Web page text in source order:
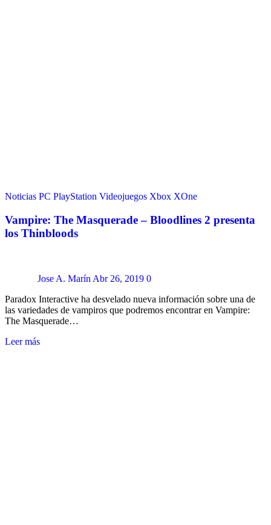
Noticias PC PlayStation Videojuegos Xbox XOne
Vampire: The Masquerade – Bloodlines 2 presenta
los Thinbloods
Jose A. Marín Abr 26, 2019 0
Paradox Interactive ha desvelado nueva información sobre una de
las variedades de vampiros que podremos encontrar en Vampire:
The Masquerade…
Leer más